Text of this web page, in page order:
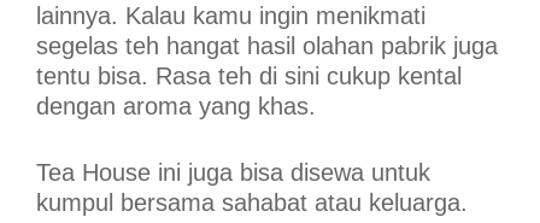
lainnya. Kalau kamu ingin menikmati
segelas teh hangat hasil olahan pabrik juga
tentu bisa. Rasa teh di sini cukup kental
dengan aroma yang khas.
Tea House ini juga bisa disewa untuk
kumpul bersama sahabat atau keluarga.